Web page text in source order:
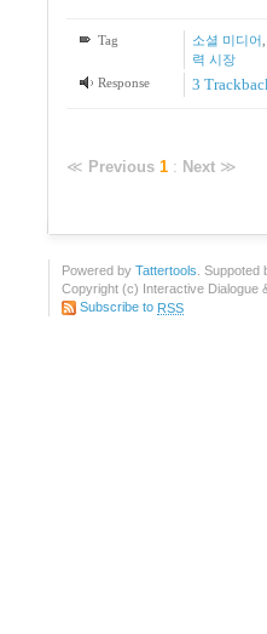
Tag 소셜 미디어
력 시장
Response
3
≪ Previous 1 : Next ≫
Powered by Tattertools . Suppoted
Copyright (c) Interactive Dialogue
Subscribe to RSS